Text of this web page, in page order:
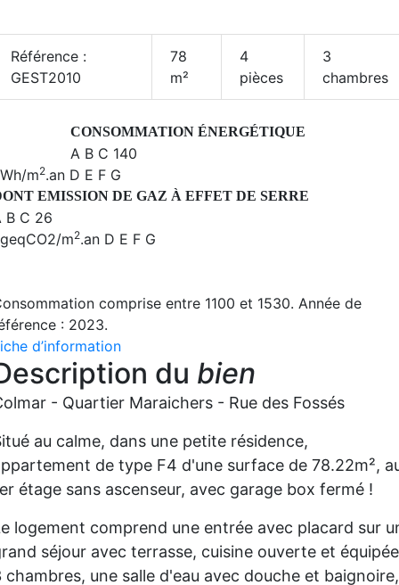
Référence :
GEST2010
78
m²
4
pièces
3
chambres
CONSOMMATION ÉNERGÉTIQUE
A B C 140
m2.an D E F G
EMISSION DE GAZ À EFFET DE SERRE
B C 26
m2.an D E F G
comprise entre 1100 et 1530. Année de
: 2023.
d’information
du bien
- Quartier Maraichers - Rue des Fossés
au calme, dans une petite résidence,
de type F4 d'une surface de 78.22m²,
étage sans ascenseur, avec garage box fermé !
logement comprend une entrée avec placard sur
séjour avec terrasse, cuisine ouverte et
chambres, une salle d'eau avec douche et baignoire,